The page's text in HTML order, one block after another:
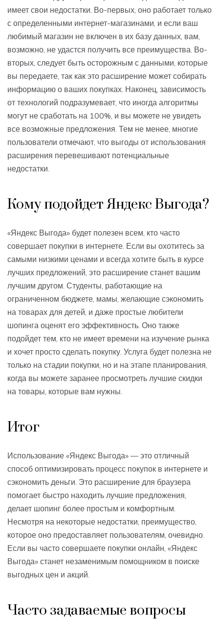
имеет свои недостатки. Во-первых, оно работает только
с определенными интернет-магазинами, и если ваш
любимый магазин не включен в их базу данных, вам,
возможно, не удастся получить все преимущества. Во-
вторых, следует быть осторожным с данными, которые
вы передаете, так как это расширение может собирать
информацию о ваших покупках. Наконец, зависимость
от технологий подразумевает, что иногда алгоритмы
могут не сработать на 100%, и вы можете не увидеть
все возможные предложения. Тем не менее, многие
пользователи отмечают, что выгоды от использования
расширения перевешивают потенциальные
недостатки.
Кому подойдет Яндекс Выгода?
«Яндекс Выгода» будет полезен всем, кто часто
совершает покупки в интернете. Если вы охотитесь за
самыми низкими ценами и всегда хотите быть в курсе
лучших предложений, это расширение станет вашим
лучшим другом. Студенты, работающие на
ограниченном бюджете, мамы, желающие сэкономить
на товарах для детей, и даже простые любители
шопинга оценят его эффективность. Оно также
подойдет тем, кто не имеет времени на изучение рынка
и хочет просто сделать покупку. Услуга будет полезна не
только на стадии покупки, но и на этапе планирования,
когда вы можете заранее просмотреть лучшие скидки
на товары, которые вам нужны.
Итог
Использование «Яндекс Выгода» — это отличный
способ оптимизировать процесс покупок в интернете и
сэкономить деньги. Это расширение для браузера
помогает быстро находить лучшие предложения,
делает шопинг более простым и комфортным.
Несмотря на некоторые недостатки, преимущество,
которое оно предоставляет пользователям, очевидно.
Если вы часто совершаете покупки онлайн, «Яндекс
Выгода» станет незаменимым помощником в поиске
выгодных цен и акций.
Часто задаваемые вопросы